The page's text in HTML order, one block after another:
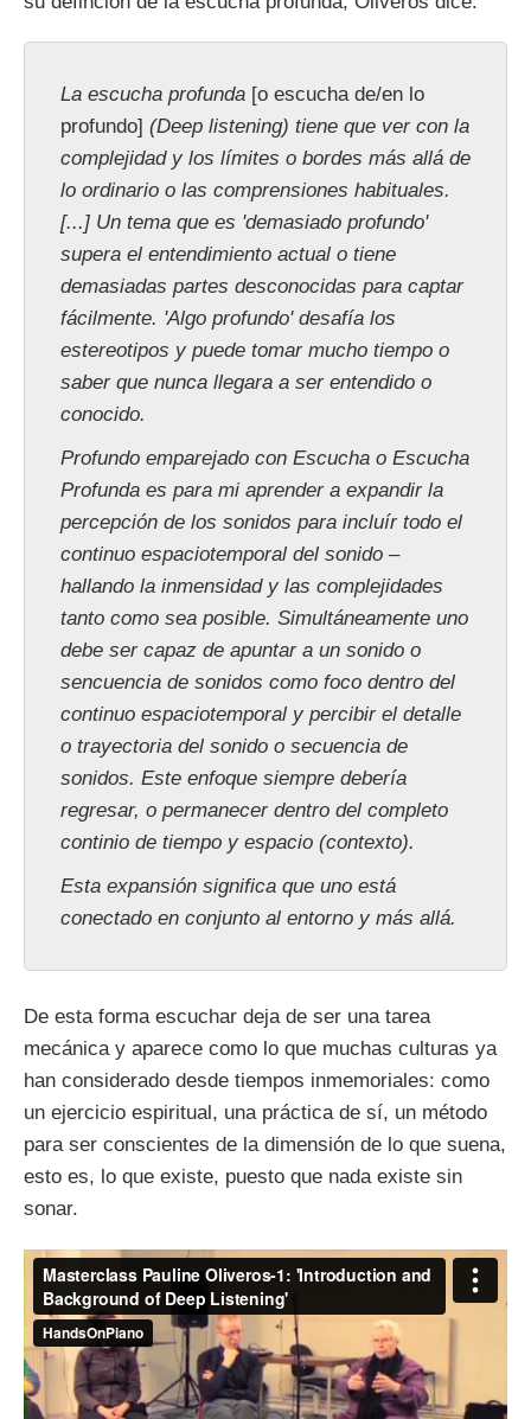
La escucha profunda [o escucha de/en lo
profundo] (Deep listening) tiene que ver con la
complejidad y los límites o bordes más allá de
lo ordinario o las comprensiones habituales.
[...] Un tema que es 'demasiado profundo'
supera el entendimiento actual o tiene
demasiadas partes desconocidas para captar
fácilmente. 'Algo profundo' desafía los
estereotipos y puede tomar mucho tiempo o
saber que nunca llegara a ser entendido o
conocido.
Profundo emparejado con Escucha o Escucha
Profunda es para mi aprender a expandir la
percepción de los sonidos para incluír todo el
continuo espaciotemporal del sonido –
hallando la inmensidad y las complejidades
tanto como sea posible. Simultáneamente uno
debe ser capaz de apuntar a un sonido o
sencuencia de sonidos como foco dentro del
continuo espaciotemporal y percibir el detalle
o trayectoria del sonido o secuencia de
sonidos. Este enfoque siempre debería
regresar, o permanecer dentro del completo
continio de tiempo y espacio (contexto).
Esta expansión significa que uno está
conectado en conjunto al entorno y más allá.
De esta forma escuchar deja de ser una tarea
mecánica y aparece como lo que muchas culturas ya
han considerado desde tiempos inmemoriales: como
un ejercicio espiritual, una práctica de sí, un método
para ser conscientes de la dimensión de lo que suena,
esto es, lo que existe, puesto que nada existe sin
sonar.